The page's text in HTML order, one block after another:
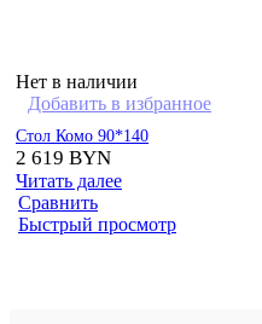
Нет в наличии
Добавить в избранное
Стол Комо 90*140
2 619 BYN
Читать далее
Сравнить
Быстрый просмотр